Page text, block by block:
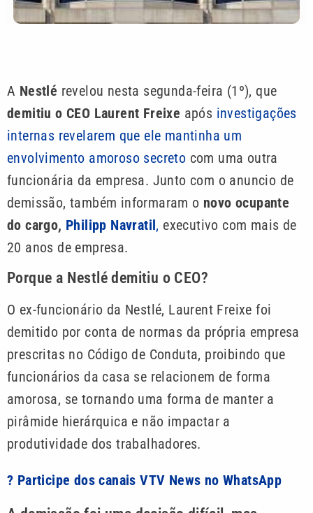
A Nestlé revelou nesta segunda-feira (1º), que
demitiu o CEO Laurent Freixe após investigações
internas revelarem que ele mantinha um
envolvimento amoroso secreto com uma outra
funcionária da empresa. Junto com o anuncio de
demissão, também informaram o novo ocupante
do cargo, Philipp Navratil, executivo com mais de
20 anos de empresa.
Porque a Nestlé demitiu o CEO?
O ex-funcionário da Nestlé, Laurent Freixe foi
demitido por conta de normas da própria empresa
prescritas no Código de Conduta, proibindo que
funcionários da casa se relacionem de forma
amorosa, se tornando uma forma de manter a
pirâmide hierárquica e não impactar a
produtividade dos trabalhadores.
? Participe dos canais VTV News no WhatsApp